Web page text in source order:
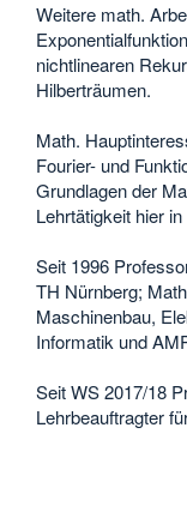
Weitere math.
nichtlinearen
Hilberträumen.
Math.
Fourier- und
Grundlagen der
Lehrtätigkeit hier
Seit 1996
TH Nürnberg;
Maschinenbau,
Informatik und
Seit WS 2017/18
Lehrbeauftragter